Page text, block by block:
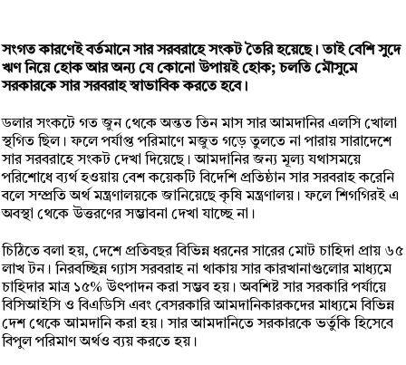
সংগত কারণেই বর্তমানে সার সরবরাহে সংকট তৈরি হয়েছে। তাই বেশি সুদে
ঋণ নিয়ে হোক আর অন্য যে কোনো উপায়ই হোক; চলতি মৌসুমে
সরকারকে সার সরবরাহ স্বাভাবিক করতে হবে।
ডলার সংকটে গত জুন থেকে অন্তত তিন মাস সার আমদানির এলসি খোলা
স্থগিত ছিল। ফলে পর্যাপ্ত পরিমাণে মজুত গড়ে তুলতে না পারায় সারাদেশে
সার সরবরাহে সংকট দেখা দিয়েছে। আমদানির জন্য মূল্য যথাসময়ে
পরিশোধে ব্যর্থ হওয়ায় বেশ কয়েকটি বিদেশি প্রতিষ্ঠান সার সরবরাহ করেনি
বলে সম্প্রতি অর্থ মন্ত্রণালয়কে জানিয়েছে কৃষি মন্ত্রণালয়। ফলে শিগগিরই এ
অবস্থা থেকে উত্তরণের সম্ভাবনা দেখা যাচ্ছে না।
চিঠিতে বলা হয়, দেশে প্রতিবছর বিভিন্ন ধরনের সারের মোট চাহিদা প্রায় ৬৫
লাখ টন। নিরবচ্ছিন্ন গ্যাস সরবরাহ না থাকায় সার কারখানাগুলোর মাধ্যমে
চাহিদার মাত্র ১৫% উৎপাদন করা সম্ভব হয়। অবশিষ্ট সার সরকারি পর্যায়ে
বিসিআইসি ও বিএডিসি এবং বেসরকারি আমদানিকারকদের মাধ্যমে বিভিন্ন
দেশ থেকে আমদানি করা হয়। সার আমদানিতে সরকারকে ভর্তুকি হিসেবে
বিপুল পরিমাণ অর্থও ব্যয় করতে হয়।